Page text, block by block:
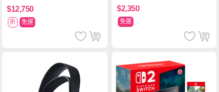
$12,750
折 免運
$2,350
免運